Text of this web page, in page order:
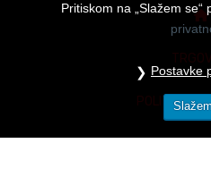
DARUJ
POLITIKE
Pritiskom na „Slažem se“
Postavke